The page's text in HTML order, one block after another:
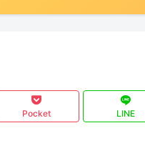
Pocket LINE